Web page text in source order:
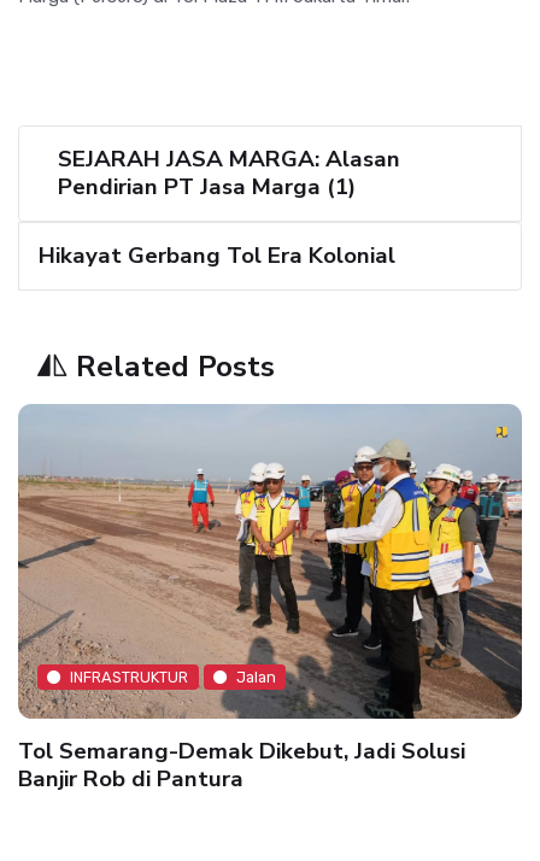
SEJARAH JASA MARGA: Alasan
Pendirian PT Jasa Marga (1)
Hikayat Gerbang Tol Era Kolonial
Related Posts
INFRASTRUKTUR Jalan
Tol Semarang-Demak Dikebut, Jadi Solusi
Banjir Rob di Pantura